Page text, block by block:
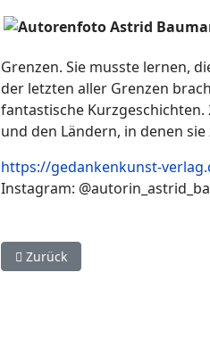
Grenzen. Sie musste lernen,
der letzten aller Grenzen
fantastische
und den Ländern, in denen sie
https://gedankenkunst-
Instagram:
Vorheriger Beitrag: Eine Reise
Zurück